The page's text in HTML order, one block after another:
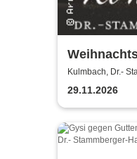
zu
Kulmbach, Dr.-
29.11.2026